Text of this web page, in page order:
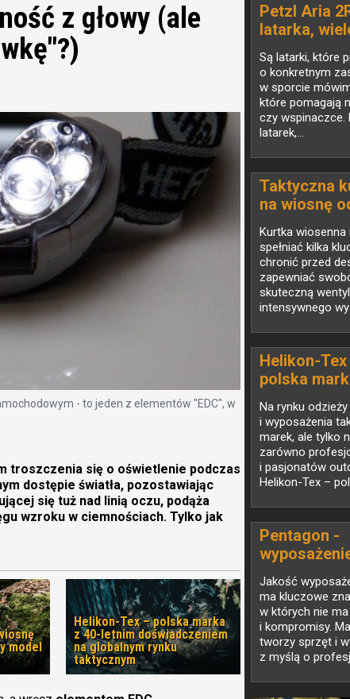
z głowy (ale
- to jeden z elementów "EDC", w
troszczenia się o oświetlenie podczas
dostępie światła, pozostawiając
się tuż nad linią oczu, podąża
wzroku w ciemnościach. Tylko jak
model
Helikon-Tex – polska marka
z 40-letnim doświadczeniem
na globalnym rynku
taktycznym
Petzl Aria
latarka,
Są latarki, które
o konkretnym
w sporcie
które pomagają
czy wspinaczce.
latarek,...
Taktyczna
na wiosnę
Kurtka wiosenna
spełniać kilka
chronić przed
zapewniać
skuteczną
intensywnego
Helikon-Tex
polska
Na rynku odzieży
i wyposażenia
marek, ale tylko
zarówno
i pasjonatów
Helikon-Tex –
Pentagon -
Jakość
ma kluczowe
w których nie
i kompromisy.
tworzy sprzęt i
z myślą o